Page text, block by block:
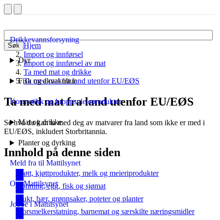
Søk
Drikkevannsforsyning
Dyr
Fisk og akvakultur
Kosmetikk og kroppspleieprodukter
Mat og drikke
Planter og dyrking
Meld fra til Mattilsynet
Om Mattilsynet
Jobbe i Mattilsynet
Hjem
Import og innførsel
Import og innførsel av mat
Ta med mat og drikke
Ta med mat fra land utenfor EU/EØS
Ta med mat fra land utenfor EU/EØS
Se hva du kan ta med deg av matvarer fra land som ikke er med i
EU/EØS, inkludert Storbritannia.
Innhold på denne siden
Kjøtt, kjøttprodukter, melk og meieriprodukter
Honning, egg, fisk og sjømat
Frukt, bær, grønnsaker, poteter og planter
Morsmelkerstatning, barnemat og særskilte næringsmidler